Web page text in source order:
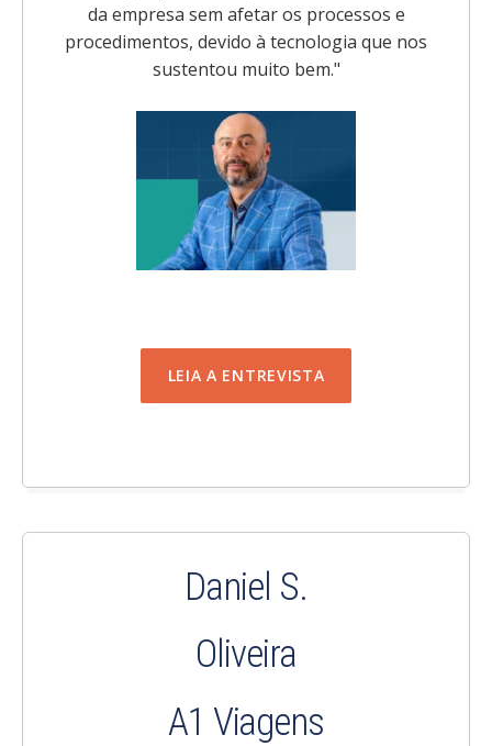
da empresa sem afetar os processos e
procedimentos, devido à tecnologia que nos
sustentou muito bem."
LEIA A ENTREVISTA
Daniel S.
Oliveira
A1 Viagens